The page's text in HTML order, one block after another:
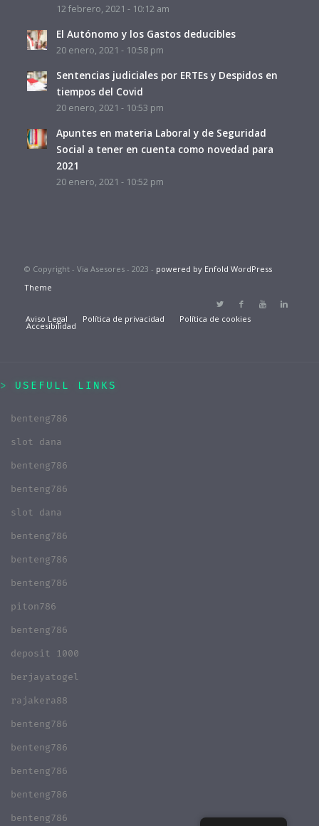
12 febrero, 2021 - 10:12 am
El Autónomo y los Gastos deducibles
20 enero, 2021 - 10:58 pm
Sentencias judiciales por ERTEs y Despidos en
tiempos del Covid
20 enero, 2021 - 10:53 pm
Apuntes en materia Laboral y de Seguridad
Social a tener en cuenta como novedad para
2021
20 enero, 2021 - 10:52 pm
© Copyright - Via Asesores - 2023 - powered by Enfold WordPress
Theme
Aviso Legal Política de privacidad Política de cookies
Accesibilidad
USEFULL LINKS
benteng786
slot dana
benteng786
benteng786
slot dana
benteng786
benteng786
benteng786
piton786
benteng786
deposit 1000
berjayatogel
rajakera88
benteng786
benteng786
benteng786
benteng786
benteng786